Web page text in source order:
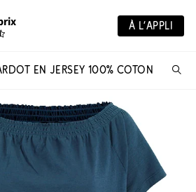
À L’APPLI
EN JERSEY 100% COTON